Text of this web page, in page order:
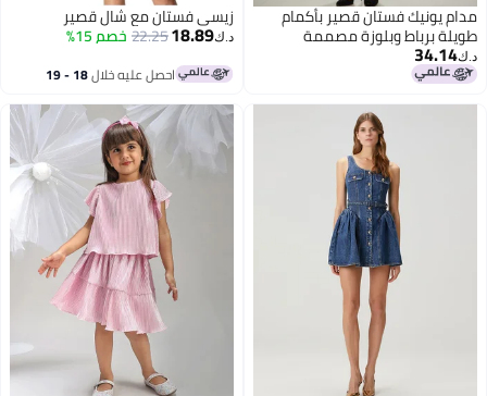
مدام يونيك فستان قصير بأكمام
طويلة برباط وبلوزة مصممة
بتفاصيل مُفرغة وبألوان متباينة،
بتصميم أنيق وعصري.
د.ك‏34.14
زيسي فستان مع شال قصير
د.ك‏18.89
22.25خصم 15%
احصل عليه خلال 18 - 19